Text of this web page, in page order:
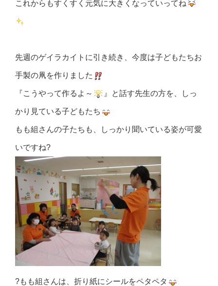
これからもすくすく元気に大きくなっていってね
先週のゲイラカイトに引き続き、今度は子どもたちお
手製の凧を作りました
『こうやって作るよ～ 』と話す先生の方を、しっ
かり見ている子どもたち
もも組さんの子たちも、しっかり聞いている姿が可愛
いですね?
?もも組さんは、折り紙にシールをペタペタ